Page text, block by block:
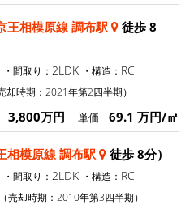
王相模原線 調布駅
徒歩 8
・間取り： 2LDK ・構造： RC
却時期：2021年第2四半期）
3,800万円 単価 69.1 万円/㎡
相模原線 調布駅 徒歩 8分）
・間取り： 2LDK ・構造： RC
（売却時期：2010年第3四半期）